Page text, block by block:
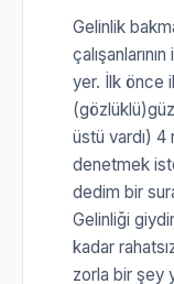
Gelinlik
yer. İlk önce
üstü vardı) 4
denetmek
dedim bir
Gelinliği
kadar
zorla bir şey